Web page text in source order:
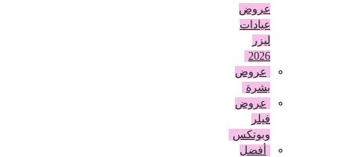
عروض
عيادات
عروض
بشرة
عروض
وبوتكس
أفضل